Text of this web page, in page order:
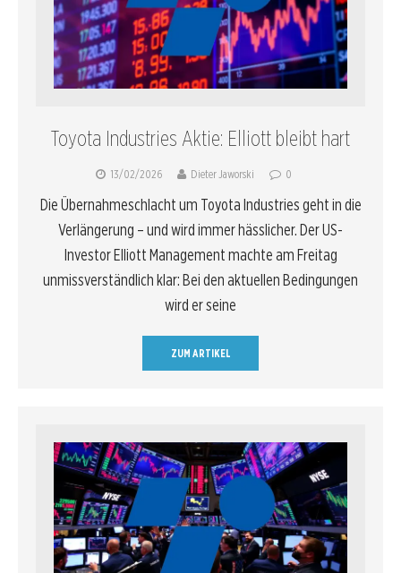
Toyota Industries Aktie: Elliott bleibt hart
13/02/2026 Dieter Jaworski 0
Die Übernahmeschlacht um Toyota Industries geht in die
Verlängerung – und wird immer hässlicher. Der US-
Investor Elliott Management machte am Freitag
unmissverständlich klar: Bei den aktuellen Bedingungen
wird er seine
ZUM ARTIKEL